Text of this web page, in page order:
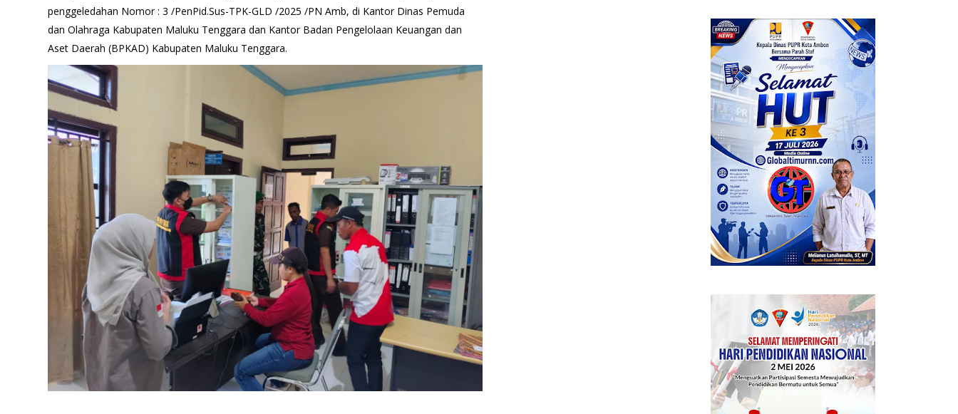
penggeledahan Nomor : 3 /PenPid.Sus-TPK-GLD /2025 /PN Amb, di Kantor Dinas Pemuda
dan Olahraga Kabupaten Maluku Tenggara dan Kantor Badan Pengelolaan Keuangan dan
Aset Daerah (BPKAD) Kabupaten Maluku Tenggara.